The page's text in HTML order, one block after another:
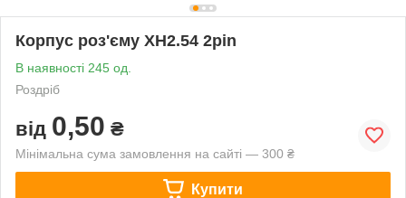
Корпус роз'єму XH2.54 2pin
В наявності 245 од.
Роздріб
від 0,50 ₴
Мінімальна сума замовлення на сайті — 300 ₴
Купити